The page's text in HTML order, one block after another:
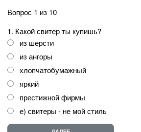
Вопрос 1 из 10
1. Какой свитер ты купишь?
из шерсти
из ангоры
хлопчатобумажный
яркий
престижной фирмы
е) свитеры - не мой стиль